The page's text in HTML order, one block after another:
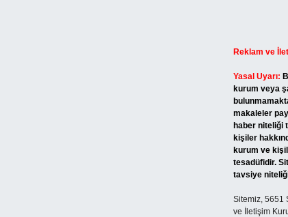
Reklam ve
Yasal Uyarı:
kurum veya
makaleler
haber niteliği
kişiler
kurum ve
tesadüfidir.
tavsiye
Sitemiz, 5651
ve İletişim